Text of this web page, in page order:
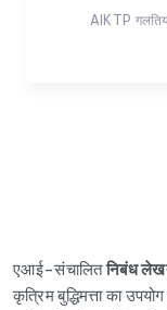
AIKTP
एआई-संचालितनिबंध
कृत्रिम बुद्धिमत्ता का